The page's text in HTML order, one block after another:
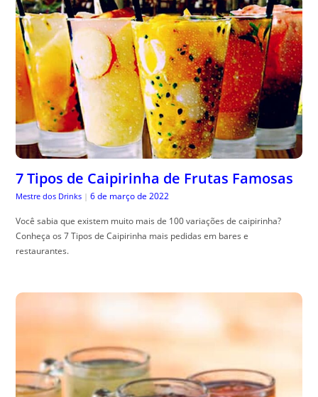
7 Tipos de Caipirinha de Frutas Famosas
Mestre dos Drinks | 6 de março de 2022
Você sabia que existem muito mais de 100 variações de caipirinha?
Conheça os 7 Tipos de Caipirinha mais pedidas em bares e
restaurantes.